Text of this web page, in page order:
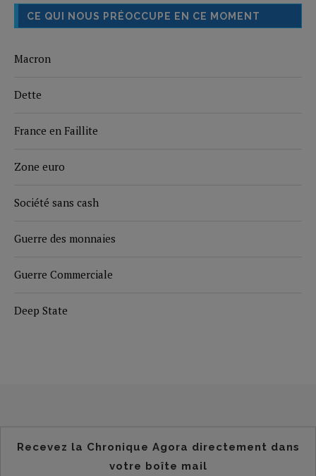
CE QUI NOUS PRÉOCCUPE EN CE MOMENT
Macron
Dette
France en Faillite
Zone euro
Société sans cash
Guerre des monnaies
Guerre Commerciale
Deep State
Recevez la Chronique Agora directement dans
votre boîte mail